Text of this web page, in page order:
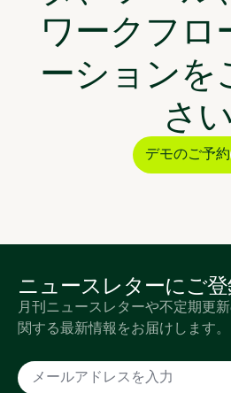
ワークフロ
ーションを
さい
デモのご予約
ニュースレターにご
月刊ニュースレターや不定期更
関する最新情報をお届けします。